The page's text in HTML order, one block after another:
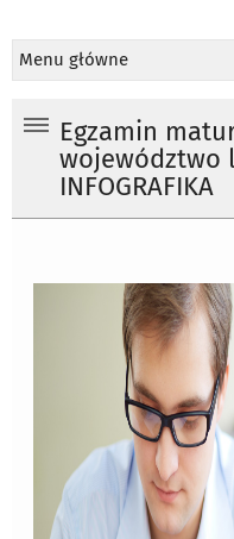
Menu główne
Egzamin
województwo
INFOGRAFIKA